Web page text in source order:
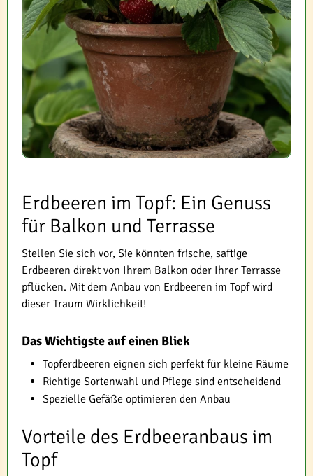
Erdbeeren im Topf: Ein Genuss
für Balkon und Terrasse
Stellen Sie sich vor, Sie könnten frische, saftige
Erdbeeren direkt von Ihrem Balkon oder Ihrer Terrasse
pflücken. Mit dem Anbau von Erdbeeren im Topf wird
dieser Traum Wirklichkeit!
Das Wichtigste auf einen Blick
Topferdbeeren eignen sich perfekt für kleine Räume
Richtige Sortenwahl und Pflege sind entscheidend
Spezielle Gefäße optimieren den Anbau
Vorteile des Erdbeeranbaus im
Topf